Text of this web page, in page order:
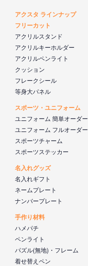
アクスタ ラインナップ
フリーカット
アクリルスタンド
アクリルキーホルダー
アクリルペンライト
クッション
フレークシール
等身大パネル
スポーツ・ユニフォーム
ユニフォーム 簡単オーダー
ユニフォーム フルオーダー
スポーツチャーム
スポーツステッカー
名入れグッズ
名入れギフト
ネームプレート
ナンバープレート
手作り材料
ハメパチ
ペンライト
パズル(無地)・フレーム
着せ替えペン